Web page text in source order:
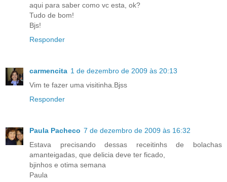
aqui para saber como vc esta, ok?
Tudo de bom!
Bjs!
Responder
carmencita 1 de dezembro de 2009 às 20:13
Vim te fazer uma visitinha.Bjss
Responder
Paula Pacheco 7 de dezembro de 2009 às 16:32
Estava precisando dessas receitinhs de bolachas
amanteigadas, que delicia deve ter ficado,
bjinhos e otima semana
Paula